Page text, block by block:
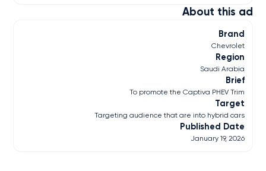
About this ad
Brand
Chevrolet
Region
Saudi Arabia
Brief
To promote the Captiva PHEV Trim
Target
Targeting audience that are into hybrid cars
Published Date
January 19, 2026